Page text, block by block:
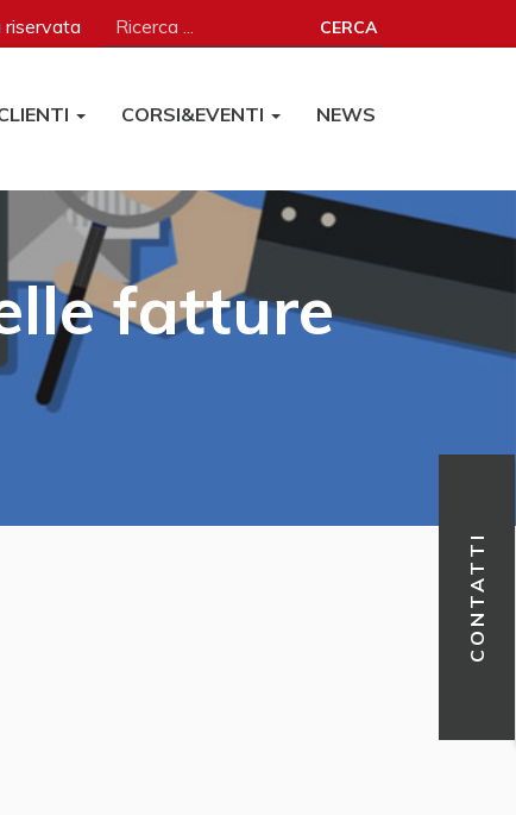
CONTATTI
CERCA
CORSI&EVENTI NEWS
fatture